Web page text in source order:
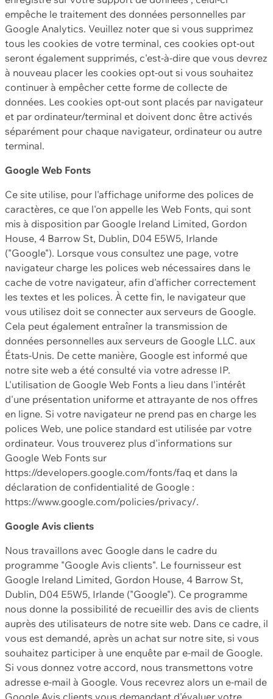
empêche le traitement des données personnelles par
Google Analytics. Veuillez noter que si vous supprimez
tous les cookies de votre terminal, ces cookies opt-out
seront également supprimés, c'est-à-dire que vous devrez
à nouveau placer les cookies opt-out si vous souhaitez
continuer à empêcher cette forme de collecte de
données. Les cookies opt-out sont placés par navigateur
et par ordinateur/terminal et doivent donc être activés
séparément pour chaque navigateur, ordinateur ou autre
terminal.
Google Web Fonts
Ce site utilise, pour l'affichage uniforme des polices de
caractères, ce que l'on appelle les Web Fonts, qui sont
mis à disposition par Google Ireland Limited, Gordon
House, 4 Barrow St, Dublin, D04 E5W5, Irlande
("Google"). Lorsque vous consultez une page, votre
navigateur charge les polices web nécessaires dans le
cache de votre navigateur, afin d'afficher correctement
les textes et les polices. À cette fin, le navigateur que
vous utilisez doit se connecter aux serveurs de Google.
Cela peut également entraîner la transmission de
données personnelles aux serveurs de Google LLC. aux
États-Unis. De cette manière, Google est informé que
notre site web a été consulté via votre adresse IP.
L'utilisation de Google Web Fonts a lieu dans l'intérêt
d'une présentation uniforme et attrayante de nos offres
en ligne. Si votre navigateur ne prend pas en charge les
polices Web, une police standard est utilisée par votre
ordinateur. Vous trouverez plus d'informations sur
Google Web Fonts sur
https://developers.google.com/fonts/faq et dans la
déclaration de confidentialité de Google :
https://www.google.com/policies/privacy/.
Google Avis clients
Nous travaillons avec Google dans le cadre du
programme "Google Avis clients". Le fournisseur est
Google Ireland Limited, Gordon House, 4 Barrow St,
Dublin, D04 E5W5, Irlande ("Google"). Ce programme
nous donne la possibilité de recueillir des avis de clients
auprès des utilisateurs de notre site web. Dans ce cadre, il
vous est demandé, après un achat sur notre site, si vous
souhaitez participer à une enquête par e-mail de Google.
Si vous donnez votre accord, nous transmettons votre
adresse e-mail à Google. Vous recevrez alors un e-mail de